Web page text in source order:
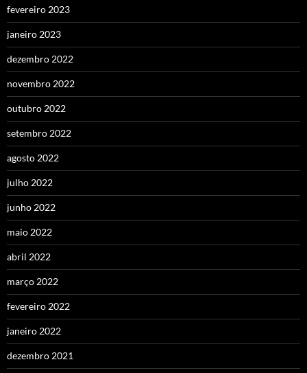
fevereiro 2023
janeiro 2023
dezembro 2022
novembro 2022
outubro 2022
setembro 2022
agosto 2022
julho 2022
junho 2022
maio 2022
abril 2022
março 2022
fevereiro 2022
janeiro 2022
dezembro 2021